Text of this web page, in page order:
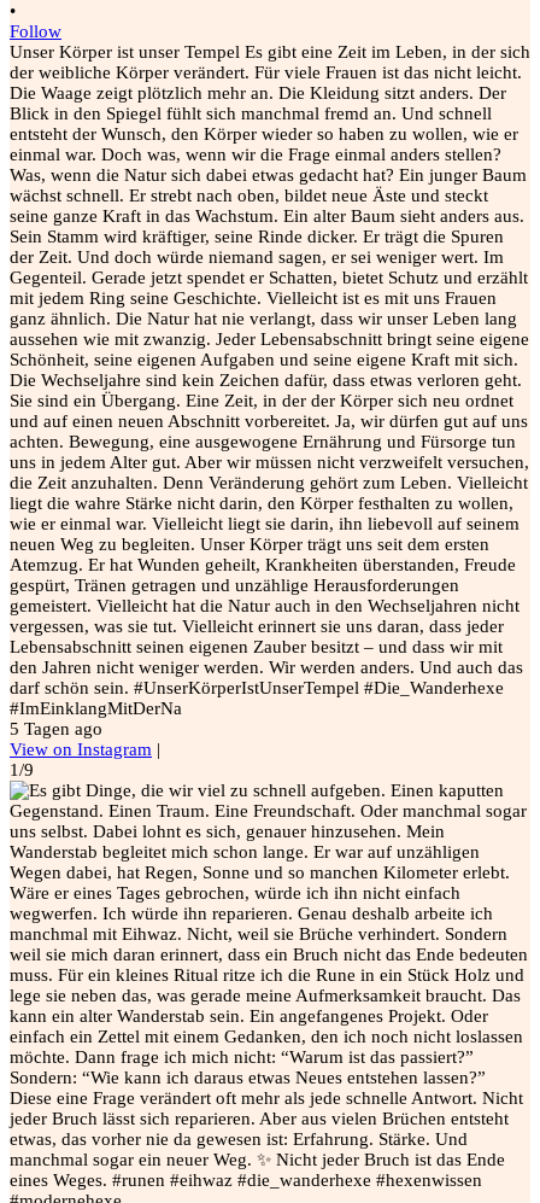
•
Follow
Unser Körper ist unser Tempel Es gibt eine Zeit im Leben, in der sich
der weibliche Körper verändert. Für viele Frauen ist das nicht leicht.
Die Waage zeigt plötzlich mehr an. Die Kleidung sitzt anders. Der
Blick in den Spiegel fühlt sich manchmal fremd an. Und schnell
entsteht der Wunsch, den Körper wieder so haben zu wollen, wie er
einmal war. Doch was, wenn wir die Frage einmal anders stellen?
Was, wenn die Natur sich dabei etwas gedacht hat? Ein junger Baum
wächst schnell. Er strebt nach oben, bildet neue Äste und steckt
seine ganze Kraft in das Wachstum. Ein alter Baum sieht anders aus.
Sein Stamm wird kräftiger, seine Rinde dicker. Er trägt die Spuren
der Zeit. Und doch würde niemand sagen, er sei weniger wert. Im
Gegenteil. Gerade jetzt spendet er Schatten, bietet Schutz und erzählt
mit jedem Ring seine Geschichte. Vielleicht ist es mit uns Frauen
ganz ähnlich. Die Natur hat nie verlangt, dass wir unser Leben lang
aussehen wie mit zwanzig. Jeder Lebensabschnitt bringt seine eigene
Schönheit, seine eigenen Aufgaben und seine eigene Kraft mit sich.
Die Wechseljahre sind kein Zeichen dafür, dass etwas verloren geht.
Sie sind ein Übergang. Eine Zeit, in der der Körper sich neu ordnet
und auf einen neuen Abschnitt vorbereitet. Ja, wir dürfen gut auf uns
achten. Bewegung, eine ausgewogene Ernährung und Fürsorge tun
uns in jedem Alter gut. Aber wir müssen nicht verzweifelt versuchen,
die Zeit anzuhalten. Denn Veränderung gehört zum Leben. Vielleicht
liegt die wahre Stärke nicht darin, den Körper festhalten zu wollen,
wie er einmal war. Vielleicht liegt sie darin, ihn liebevoll auf seinem
neuen Weg zu begleiten. Unser Körper trägt uns seit dem ersten
Atemzug. Er hat Wunden geheilt, Krankheiten überstanden, Freude
gespürt, Tränen getragen und unzählige Herausforderungen
gemeistert. Vielleicht hat die Natur auch in den Wechseljahren nicht
vergessen, was sie tut. Vielleicht erinnert sie uns daran, dass jeder
Lebensabschnitt seinen eigenen Zauber besitzt – und dass wir mit
den Jahren nicht weniger werden. Wir werden anders. Und auch das
darf schön sein. #UnserKörperIstUnserTempel #Die_Wanderhexe
#ImEinklangMitDerNa
5 Tagen ago
View on Instagram |
1/9